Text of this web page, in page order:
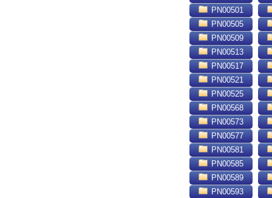
PN00501
PN00505
PN00509
PN00513
PN00517
PN00521
PN00525
PN00568
PN00573
PN00577
PN00581
PN00585
PN00589
PN00593